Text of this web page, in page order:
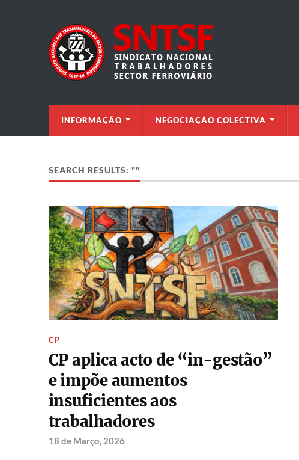
INFORMAÇÃO NEGOCIAÇÃO COLECTIVA
SEARCH RESULTS: ""
CP
CP aplica acto de “in-gestão”
e impõe aumentos
insuficientes aos
trabalhadores
18 de Março, 2026